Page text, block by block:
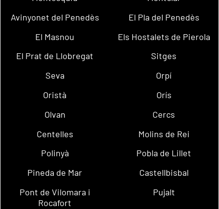
Avinyonet del Penedès
El Pla del Penedès
El Masnou
Els Hostalets de Pierola
El Prat de Llobregat
Sitges
Seva
Orpí
Oristà
Orís
Olvan
Cercs
Centelles
Molins de Rei
Polinyà
Pobla de Lillet
Pineda de Mar
Castellbisbal
Pont de Vilomara i
Rocafort
Pujalt